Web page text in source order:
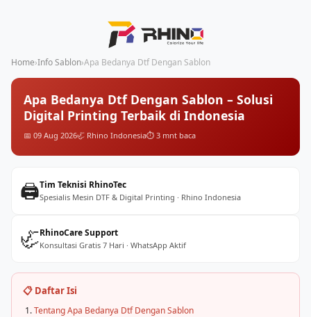
Home›Info Sablon›Apa Bedanya Dtf Dengan Sablon
Apa Bedanya Dtf Dengan Sablon – Solusi
Digital Printing Terbaik di Indonesia
📅 09 Aug 2026🦏 Rhino Indonesia⏱️ 3 mnt baca
🖨️Tim Teknisi RhinoTec
Spesialis Mesin DTF & Digital Printing · Rhino Indonesia
🦏RhinoCare Support
Konsultasi Gratis 7 Hari · WhatsApp Aktif
📋 Daftar Isi
Tentang Apa Bedanya Dtf Dengan Sablon